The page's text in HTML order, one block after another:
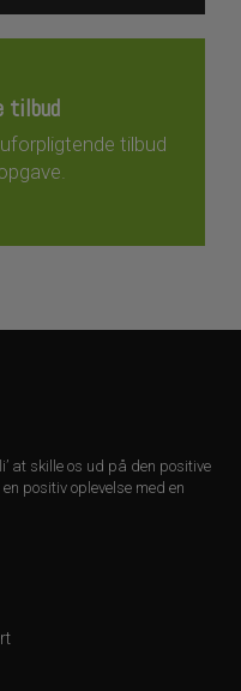
tilbud
tilbud
at skille os ud på den positive
positiv oplevelse med en